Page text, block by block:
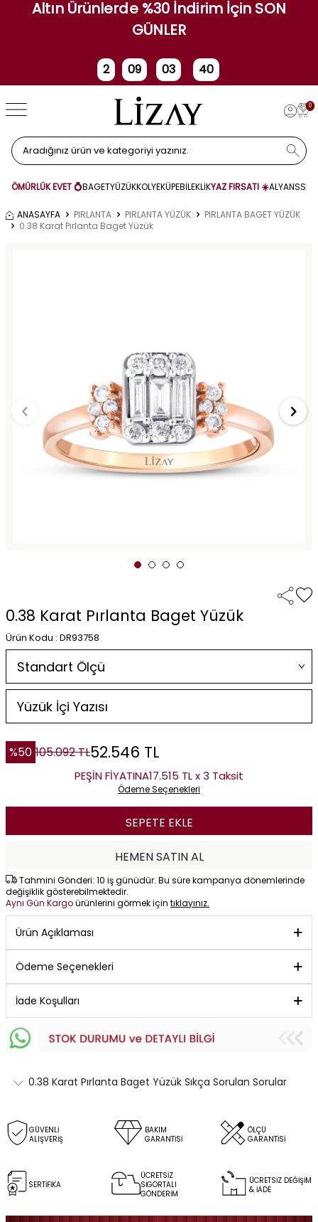
Altın Ürünlerde %30 İndirim İçin SON
GÜNLER
2
Gün
09
Saat
03 39
0
ÖMÜRLÜK EVET 💍BAGETYÜZÜKKOLYEKÜPEBİLEKLİKYAZ FIRSATI ☀️ALYANS
ANASAYFA PIRLANTA PIRLANTA YÜZÜK
PIRLANTA BAGET YÜZÜK
0.38 Karat Pırlanta Baget Yüzük
0.38 Karat Pırlanta Baget Yüzük
Ürün Kodu : DR93758
%50 105.092TL52.546 TL
PEŞİN FİYATINA17.515 TL x 3 Taksit
Ödeme Seçenekleri
SEPETE EKLE
HEMEN SATIN AL
Tahmini Gönderi: 10 iş günüdür. Bu süre kampanya dönemlerinde
değişiklik gösterebilmektedir.
Aynı Gün Kargoürünlerini görmek için tıklayınız.
Ürün Açıklaması
Ödeme Seçenekleri
İade Koşulları
0.38 Karat Pırlanta Baget Yüzük Sıkça Sorulan Sorular
GÜVENLİ
ALIŞVERİŞ
BAKIM
GARANTİSİ
ÖLÇÜ
GARANTİSİ
SERTİFİKA
ÜCRETSİZ
SİGORTALI
GÖNDERİM
ÜCRETSİZ DEĞİŞİM
& İADE